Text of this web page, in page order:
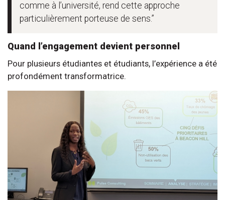
comme à l’université, rend cette approche
particulièrement porteuse de sens.”
Quand l’engagement devient personnel
Pour plusieurs étudiantes et étudiants, l’expérience a été
profondément transformatrice.